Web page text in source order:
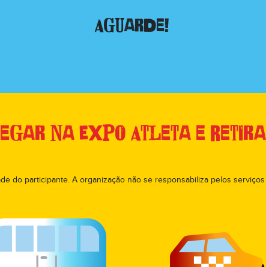
Aguarde!
na Expo Atleta e
do participante. A organização não se responsabiliza pelos